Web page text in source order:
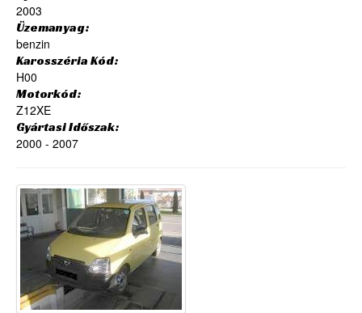
2003
Üzemanyag:
benzin
Karosszéria Kód:
H00
Motorkód:
Z12XE
Gyártasi Időszak:
2000 - 2007